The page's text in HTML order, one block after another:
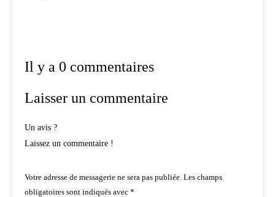
Il y a 0 commentaires
Laisser un commentaire
Un avis ?
Laissez un commentaire !
Votre adresse de messagerie ne sera pas publiée. Les champs
obligatoires sont indiqués avec *